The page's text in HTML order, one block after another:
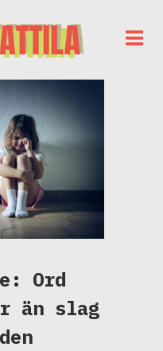
Ord
än slag